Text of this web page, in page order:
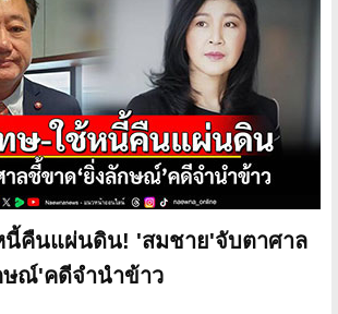
นี้คืนแผ่นดิน! 'สมชาย'จับตาศาล
ษณ์'คดีจำนำข้าว